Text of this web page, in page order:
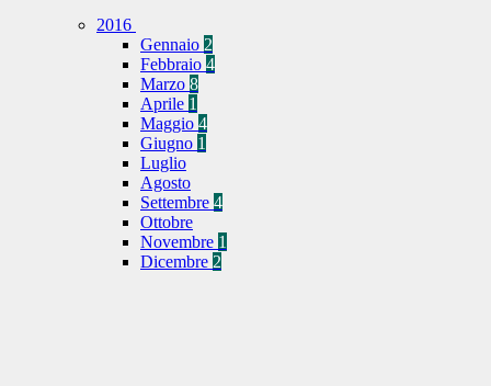
2016
Gennaio 2
Febbraio 4
Marzo 8
Aprile 1
Maggio 4
Giugno 1
Luglio
Agosto
Settembre 4
Ottobre
Novembre 1
Dicembre 2